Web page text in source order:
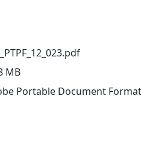
MB
Portable Document Format